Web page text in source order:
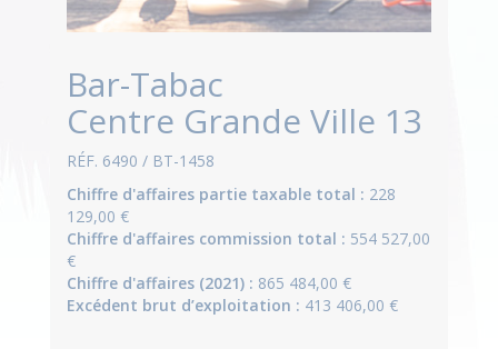
Bar-Tabac
Centre Grande Ville 13
RÉF. 6490 / BT-1458
Chiffre d'affaires partie taxable total : 228
129,00 €
Chiffre d'affaires commission total : 554 527,00
€
Chiffre d'affaires (2021) : 865 484,00 €
Excédent brut d’exploitation : 413 406,00 €